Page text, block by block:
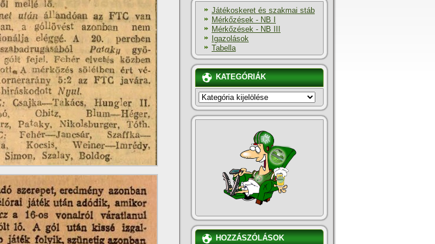
Játékoskeret és szakmai stáb
Mérkőzések - NB I
Mérkőzések - NB III
Igazolások
Tabella
KATEGÓRIÁK
KATEGÓRIÁK
HOZZÁSZÓLÁSOK